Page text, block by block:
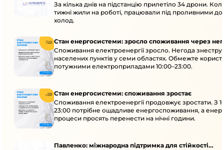
За кілька днів на підстанцію прилетіло 34 дрони.
тижні жили на роботі, працювали під проливними
холод.
Стан енергосистеми: зросло споживання через
Споживання електроенергії зросло. Негода
населених пунктів у семи областях. Обмежте
потужними електроприладами 10:00–23:00.
Стан енергосистеми: споживання зростає
Споживання електроенергії продовжує зростати. З
23:00 потрібне ощадливе енергоспоживання, а
процеси просять перенести на нічні години.
Павленко: міжнародна підтримка для стійкості